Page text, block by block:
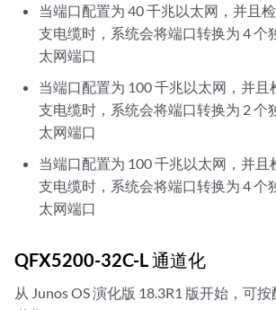
当端口配置为 40 千兆以太网，并且
支电缆时，系统会将端口转换为 4 个
太网端口
当端口配置为 100 千兆以太网，并且
支电缆时，系统会将端口转换为 2 个
太网端口
当端口配置为 100 千兆以太网，并且
支电缆时，系统会将端口转换为 4 个
太网端口
QFX5200-32C-L 通道化
从 Junos OS 演化版 18.3R1 版开始，可